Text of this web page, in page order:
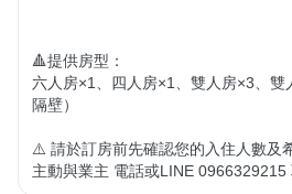
🔺提供房型：
六人房×1、四人房×1、雙人房×3、雙
隔壁）
⚠️ 請於訂房前先確認您的入住人數及
主動與業主 電話或LINE 0966329215